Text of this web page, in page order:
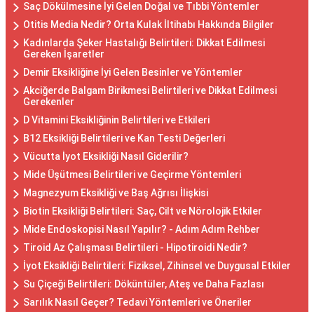
Saç Dökülmesine İyi Gelen Doğal ve Tıbbi Yöntemler
Otitis Media Nedir? Orta Kulak İltihabı Hakkında Bilgiler
Kadınlarda Şeker Hastalığı Belirtileri: Dikkat Edilmesi
Gereken İşaretler
Demir Eksikliğine İyi Gelen Besinler ve Yöntemler
Akciğerde Balgam Birikmesi Belirtileri ve Dikkat Edilmesi
Gerekenler
D Vitamini Eksikliğinin Belirtileri ve Etkileri
B12 Eksikliği Belirtileri ve Kan Testi Değerleri
Vücutta İyot Eksikliği Nasıl Giderilir?
Mide Üşütmesi Belirtileri ve Geçirme Yöntemleri
Magnezyum Eksikliği ve Baş Ağrısı İlişkisi
Biotin Eksikliği Belirtileri: Saç, Cilt ve Nörolojik Etkiler
Mide Endoskopisi Nasıl Yapılır? - Adım Adım Rehber
Tiroid Az Çalışması Belirtileri - Hipotiroidi Nedir?
İyot Eksikliği Belirtileri: Fiziksel, Zihinsel ve Duygusal Etkiler
Su Çiçeği Belirtileri: Döküntüler, Ateş ve Daha Fazlası
Sarılık Nasıl Geçer? Tedavi Yöntemleri ve Öneriler